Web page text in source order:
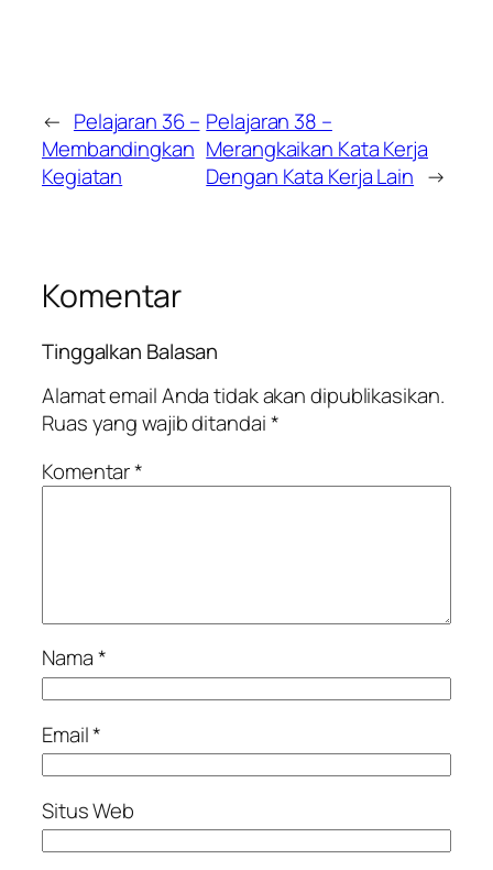
← Pelajaran 36 –
Membandingkan
Kegiatan
Pelajaran 38 –
Merangkaikan Kata Kerja
Dengan Kata Kerja Lain →
Komentar
Tinggalkan Balasan
Alamat email Anda tidak akan dipublikasikan.
Ruas yang wajib ditandai*
Komentar*
Nama*
Email*
Situs Web